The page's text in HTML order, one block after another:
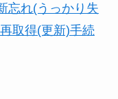
忘れ(うっかり失
取得(更新)手続